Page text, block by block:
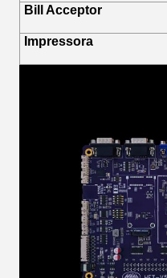
Bill Acceptor
Impressora